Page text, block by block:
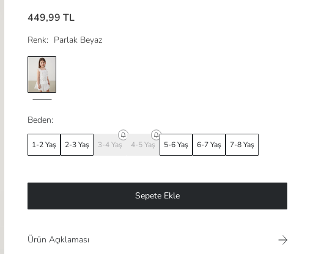
449,99 TL
Renk: Parlak Beyaz
Beden:
1-2 Yaş 2-3 Yaş 3-4 Yaş 4-5 Yaş 5-6 Yaş 6-7 Yaş 7-8 Yaş
Sepete Ekle
Ürün Açıklaması